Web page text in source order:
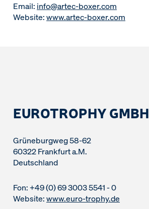
Email: info@artec-boxer.com
Website:www.artec-boxer.com
EUROTROPHY GMBH
Grüneburgweg 58-62
60322 Frankfurt a.M.
Deutschland
Fon: +49 (0) 69 3003 5541 - 0
Website:www.euro-trophy.de